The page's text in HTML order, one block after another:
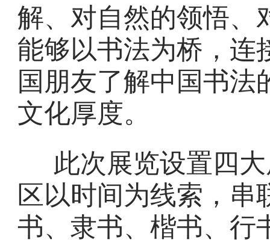
解、对自然的领悟、
能够以书法为桥，连
国朋友了解中国书法
文化厚度。
此次展览设置四
区以时间为线索，串
书、隶书、楷书、行